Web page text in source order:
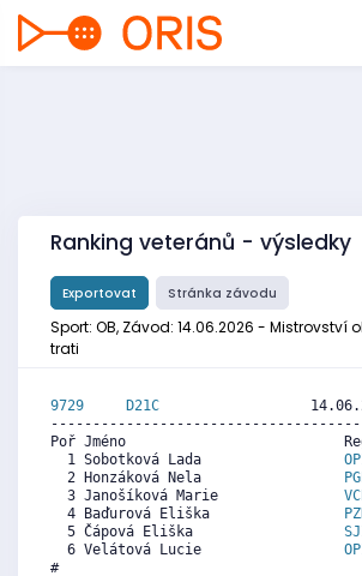
Ranking veteránů - výsledky
Exportovat Stránka závodu
Sport: OB, Závod: 14.06.2026 - Mistrovství
trati
9729 D21C
Poř Jméno
  1 Sobotková Lada
  2 Honzáková Nela
  3 Janošíková Marie
  4 Baďurová Eliška
  5 Čápová Eliška
  6 Velátová Lucie